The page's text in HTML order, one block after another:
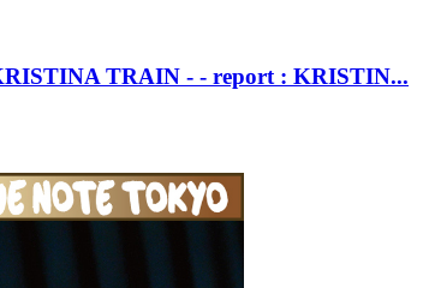
TRAIN - - report : KRISTIN...